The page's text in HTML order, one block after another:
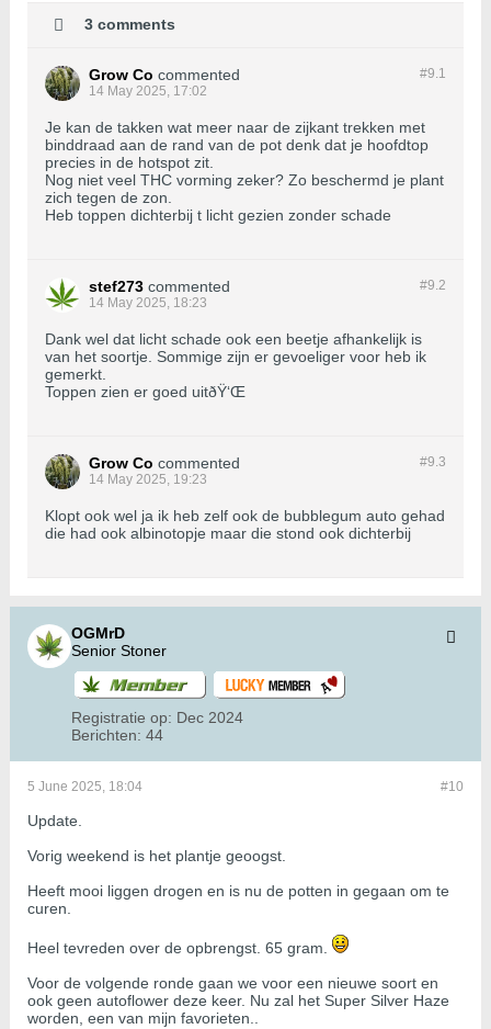
3 comments
#9.1
Grow Co commented
14 May 2025, 17:02
Je kan de takken wat meer naar de zijkant trekken met
binddraad aan de rand van de pot denk dat je hoofdtop
precies in de hotspot zit.
Nog niet veel THC vorming zeker? Zo beschermd je plant
zich tegen de zon.
Heb toppen dichterbij t licht gezien zonder schade
#9.2
stef273 commented
14 May 2025, 18:23
Dank wel dat licht schade ook een beetje afhankelijk is
van het soortje. Sommige zijn er gevoeliger voor heb ik
gemerkt.
Toppen zien er goed uitðŸ‘Œ
#9.3
Grow Co commented
14 May 2025, 19:23
Klopt ook wel ja ik heb zelf ook de bubblegum auto gehad
die had ook albinotopje maar die stond ook dichterbij
OGMrD
Senior Stoner
Registratie op: Dec 2024
Berichten: 44
#10
5 June 2025, 18:04
Update.
Vorig weekend is het plantje geoogst.
Heeft mooi liggen drogen en is nu de potten in gegaan om te
curen.
Heel tevreden over de opbrengst. 65 gram.
Voor de volgende ronde gaan we voor een nieuwe soort en
ook geen autoflower deze keer. Nu zal het Super Silver Haze
worden, een van mijn favorieten..